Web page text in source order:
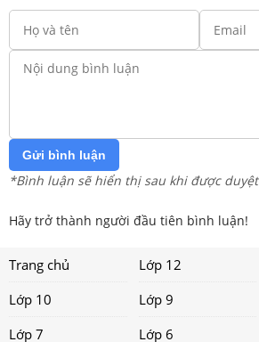
Gửi bình luận
*Bình luận sẽ hiển thị sau khi được duyệt
Hãy trở thành người đầu tiên bình luận!
Trang chủ Lớp 12
Lớp 10
Lớp 9
Lớp 7
Lớp 6